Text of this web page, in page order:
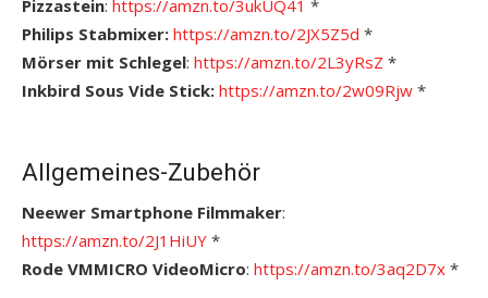
Pizzastein: https://amzn.to/3ukUQ41 *
Philips Stabmixer: https://amzn.to/2JX5Z5d *
Mörser mit Schlegel: https://amzn.to/2L3yRsZ *
Inkbird Sous Vide Stick: https://amzn.to/2w09Rjw *
Allgemeines-Zubehör
Neewer Smartphone Filmmaker:
https://amzn.to/2J1HiUY *
Rode VMMICRO VideoMicro: https://amzn.to/3aq2D7x *